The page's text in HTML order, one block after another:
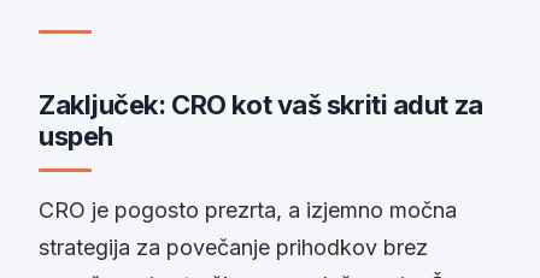
Zaključek: CRO kot vaš skriti adut za
uspeh
CRO je pogosto prezrta, a izjemno močna
strategija za povečanje prihodkov brez